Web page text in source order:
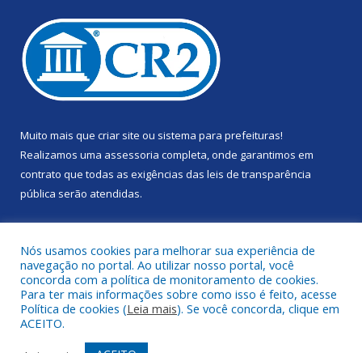
Muito mais que criar site ou sistema para prefeituras!
Realizamos uma assessoria completa, onde garantimos em
contrato que todas as exigências das leis de transparência
pública serão atendidas.
Todos os direitos reservados a Câmara Municipal de Portel.
Nós usamos cookies para melhorar sua experiência de
navegação no portal. Ao utilizar nosso portal, você
concorda com a política de monitoramento de cookies.
Para ter mais informações sobre como isso é feito, acesse
Política de cookies (Leia mais). Se você concorda, clique em
ACEITO.